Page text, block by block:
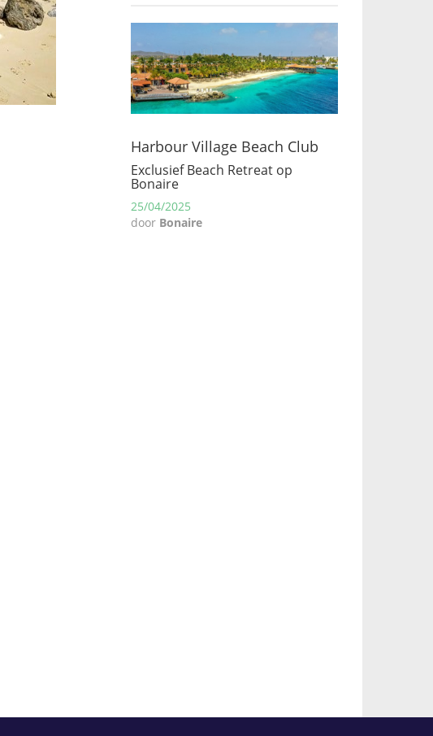
Harbour Village Beach Club
Exclusief Beach Retreat op
Bonaire
25/04/2025
door Bonaire